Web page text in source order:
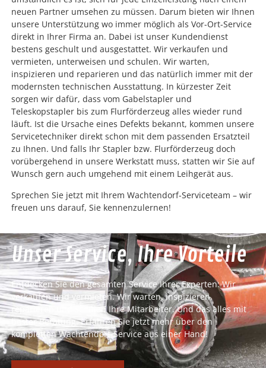
neuen Partner umsehen zu müssen. Darum bieten wir Ihnen
unsere Unterstützung wo immer möglich als Vor-Ort-Service
direkt in Ihrer Firma an. Dabei ist unser Kundendienst
bestens geschult und ausgestattet. Wir verkaufen und
vermieten, unterweisen und schulen. Wir warten,
inspizieren und reparieren und das natürlich immer mit der
modernsten technischen Ausstattung. In kürzester Zeit
sorgen wir dafür, dass vom Gabelstapler und
Teleskopstapler bis zum Flurförderzeug alles wieder rund
läuft. Ist die Ursache eines Defekts bekannt, kommen unsere
Servicetechniker direkt schon mit dem passenden Ersatzteil
zu Ihnen. Und falls Ihr Stapler bzw. Flurförderzeug doch
vorübergehend in unsere Werkstatt muss, statten wir Sie auf
Wunsch gern auch umgehend mit einem Leihgerät aus.
Sprechen Sie jetzt mit Ihrem Wachtendorf-Serviceteam – wir
freuen uns darauf, Sie kennenzulernen!
Unser Service, Ihre Vorteile
Entdecken Sie den gesamten Service Ihrer Experten: Wir
verkaufen und vermieten. Wir warten, inspizieren,
reparieren und schulen Ihre Mitarbeiter. Und das alles mit
bester Beratung. Erfahren Sie jetzt mehr über den
kompletten Wachtendorf-Service aus einer Hand!